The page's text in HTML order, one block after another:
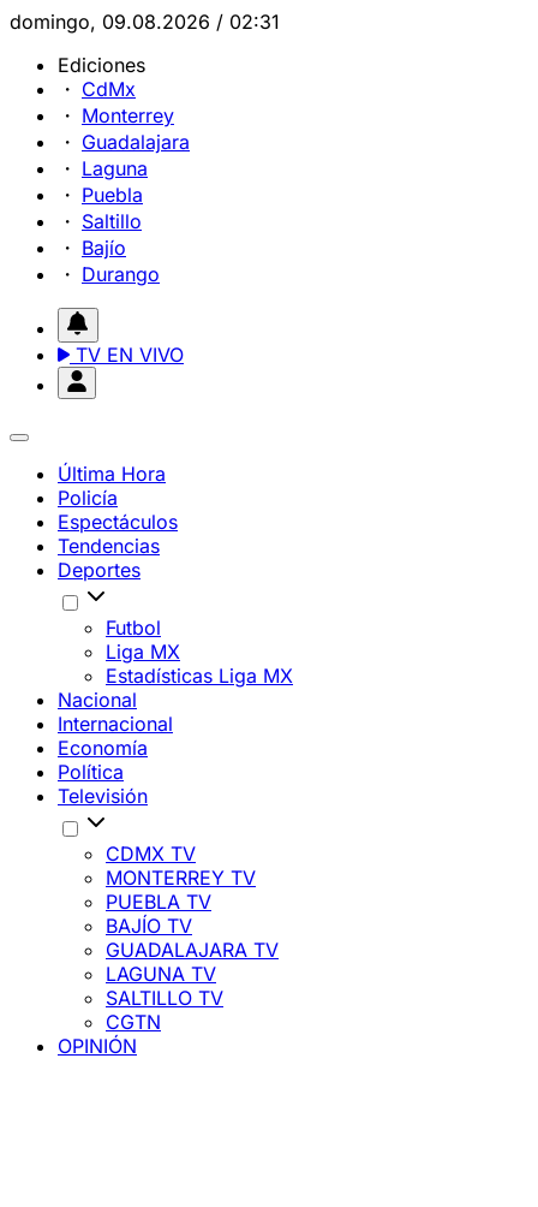
domingo, 09.08.2026 / 02:31
Ediciones
CdMx
Monterrey
Guadalajara
Laguna
Puebla
Saltillo
Bajío
Durango
TV EN VIVO
Última Hora
Policía
Espectáculos
Tendencias
Deportes
Futbol
Liga MX
Estadísticas Liga MX
Nacional
Internacional
Economía
Política
Televisión
CDMX TV
MONTERREY TV
PUEBLA TV
BAJÍO TV
GUADALAJARA TV
LAGUNA TV
SALTILLO TV
CGTN
OPINIÓN